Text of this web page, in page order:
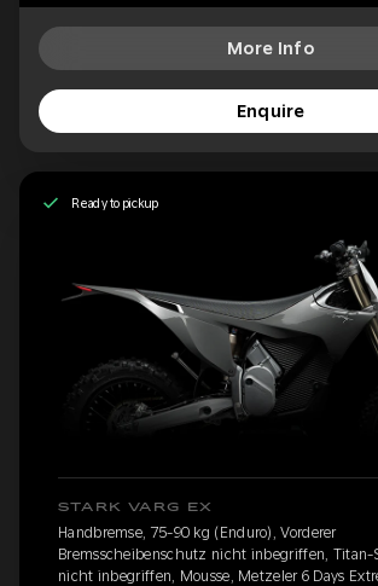
More Info
Enquire
Ready to pickup
STARK VARG EX
Handbremse, 75-90 kg (Enduro), Vorderer
Bremsscheibenschutz nicht inbegriffen, Titan-
nicht inbegriffen, Mousse, Metzeler 6 Days